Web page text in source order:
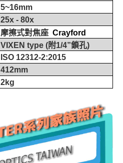
5~16mm
25x - 80x
摩擦式對焦座 Crayford
VIXEN type (附1/4”鎖孔)
ISO 12312-2:2015
412mm
2kg